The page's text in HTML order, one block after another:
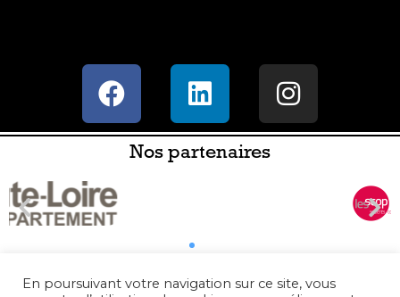
Nos partenaires
En poursuivant votre navigation sur ce site, vous